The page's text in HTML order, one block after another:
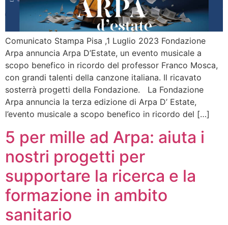
Comunicato Stampa Pisa ,1 Luglio 2023 Fondazione
Arpa annuncia Arpa D’Estate, un evento musicale a
scopo benefico in ricordo del professor Franco Mosca,
con grandi talenti della canzone italiana. Il ricavato
sosterrà progetti della Fondazione. La Fondazione
Arpa annuncia la terza edizione di Arpa D’ Estate,
l’evento musicale a scopo benefico in ricordo del […]
5 per mille ad Arpa: aiuta i
nostri progetti per
supportare la ricerca e la
formazione in ambito
sanitario